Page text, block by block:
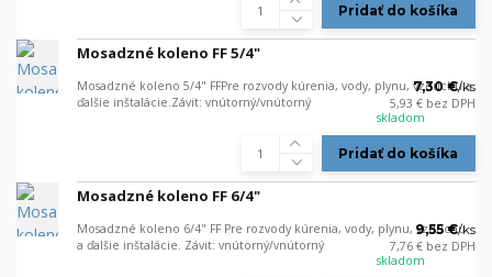
Pridať do košíka
Mosadzné koleno FF 5/4"
Mosadzné koleno 5/4" FFPre rozvody kúrenia, vody, plynu, vzduchu a
ďalšie inštalácie.Závit: vnútorný/vnútorný
7,30 €/ks
5,93 € bez DPH
skladom
Pridať do košíka
Mosadzné koleno FF 6/4"
Mosadzné koleno 6/4" FF Pre rozvody kúrenia, vody, plynu, vzduchu
a ďalšie inštalácie. Závit: vnútorný/vnútorný
9,55 €/ks
7,76 € bez DPH
skladom